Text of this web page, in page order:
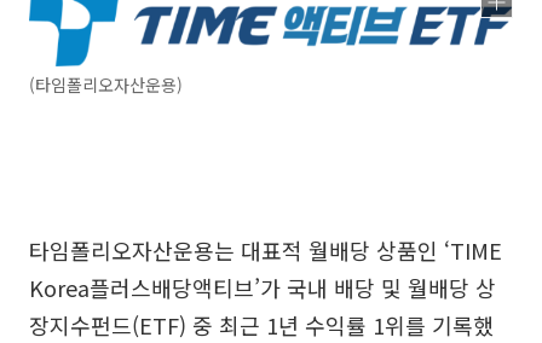
(타임폴리오자산운용)
타임폴리오자산운용는 대표적 월배당 상품인 ‘TIME
Korea플러스배당액티브’가 국내 배당 및 월배당 상
장지수펀드(ETF) 중 최근 1년 수익률 1위를 기록했